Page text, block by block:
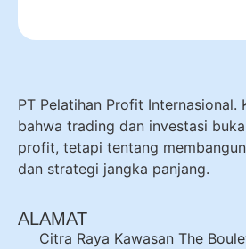
PT Pelatihan Profit Internasional.
bahwa trading dan investasi
profit, tetapi tentang
dan strategi jangka panjang.
ALAMAT
Citra Raya Kawasan The